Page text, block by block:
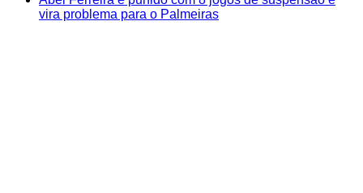
vira problema para o Palmeiras